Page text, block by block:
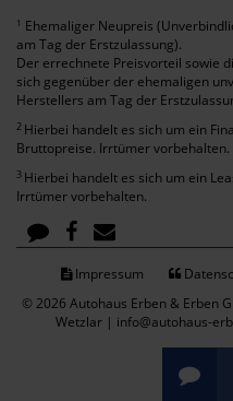
1 Ehemaliger Neupreis
am Tag der Erstzulassung).
Der errechnete Preisvorteil sowie
sich gegenüber der ehemaligen
Herstellers am Tag der
2 Hierbei handelt es sich um ein
Bruttopreise. Irrtümer vorbehalten.
3 Hierbei handelt es sich um ein
Irrtümer vorbehalten.
Impressum
© 2026 Autohaus Erben & Erben
Wetzlar | info@autohaus-